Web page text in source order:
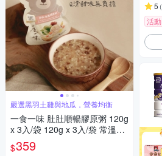
嚴選黑羽土雞與地瓜，營養均衡
一食一味 肚肚順暢膠原粥 120g
x 3入/袋 120g x 3入/袋 常溫粥/
輕食粥/寶寶粥/副食品
$359
5 (
活動